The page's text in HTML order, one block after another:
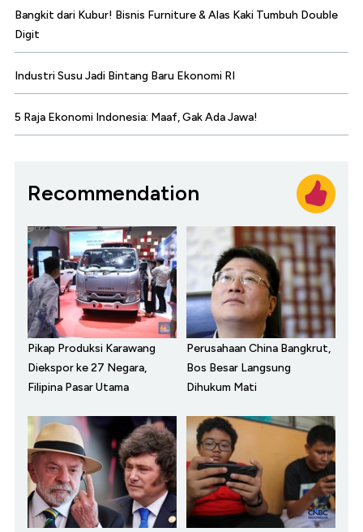
Bangkit dari Kubur! Bisnis Furniture & Alas Kaki Tumbuh Double
Digit
Industri Susu Jadi Bintang Baru Ekonomi RI
5 Raja Ekonomi Indonesia: Maaf, Gak Ada Jawa!
Recommendation
Pikap Produksi Karawang
Diekspor ke 27 Negara,
Filipina Pasar Utama
Perusahaan China Bangkrut,
Bos Besar Langsung
Dihukum Mati